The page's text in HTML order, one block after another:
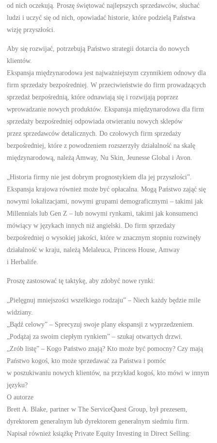
od nich oczekują. Proszę świętować najlepszych sprzedawców, słuchać
ludzi i uczyć się od nich, opowiadać historie, które podzielą Państwa
wizję przyszłości.
Aby się rozwijać, potrzebują Państwo strategii dotarcia do nowych
klientów.
Ekspansja międzynarodowa jest najważniejszym czynnikiem odnowy dla
firm sprzedaży bezpośredniej. W przeciwieństwie do firm prowadzących
sprzedaż bezpośrednią, które odnawiają się i rozwijają poprzez
wprowadzanie nowych produktów. Ekspansja międzynarodowa dla firm
sprzedaży bezpośredniej odpowiada otwieraniu nowych sklepów
przez sprzedawców detalicznych. Do czołowych firm sprzedaży
bezpośredniej, które z powodzeniem rozszerzyły działalność na skalę
międzynarodową, należą Amway, Nu Skin, Jeunesse Global i Avon.
„Historia firmy nie jest dobrym prognostykiem dla jej przyszłości”.
Ekspansja krajowa również może być opłacalna. Mogą Państwo zająć się
nowymi lokalizacjami, nowymi grupami demograficznymi – takimi jak
Millennials lub Gen Z – lub nowymi rynkami, takimi jak konsumenci
mówiący w językach innych niż angielski. Do firm sprzedaży
bezpośredniej o wysokiej jakości, które w znacznym stopniu rozwinęły
działalność w kraju, należą Melaleuca, Princess House, Amway
i Herbalife.
Proszę zastosować tę taktykę, aby zdobyć nowe rynki:
„Pielęgnuj mniejszości wszelkiego rodzaju” – Niech każdy będzie mile
widziany.
„Bądź celowy” – Sprecyzuj swoje plany ekspansji z wyprzedzeniem.
„Podążaj za swoim ciepłym rynkiem” – szukaj otwartych drzwi.
„Zrób listę” – Kogo Państwo znają? Kto może być pomocny? Czy mają
Państwo kogoś, kto może sprzedawać za Państwa i pomóc
w poszukiwaniu nowych klientów, na przykład kogoś, kto mówi w innym
języku?
O autorze
Brett A. Blake, partner w The ServiceQuest Group, był prezesem,
dyrektorem generalnym lub dyrektorem generalnym siedmiu firm.
Napisał również książkę Private Equity Investing in Direct Selling: